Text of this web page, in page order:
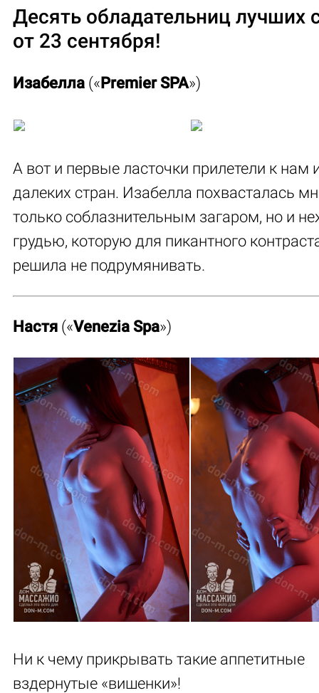
Десять обладательниц лучших
от 23 сентября!
Изабелла («Premier SPA»)
А вот и первые ласточки прилетели к нам
далеких стран. Изабелла похвасталась
только соблазнительным загаром, но и
грудью, которую для пикантного
решила не подрумянивать.
Настя («Venezia Spa»)
Ни к чему прикрывать такие аппетитные
вздернутые «вишенки»!